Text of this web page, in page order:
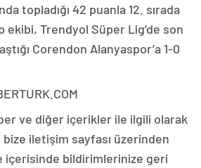
topladığı 42 puanla 12. sırada
ekibi, Trendyol Süper Lig’de son
Corendon Alanyaspor’a 1-0
ve diğer içerikler ile ilgili olarak
iletişim sayfası üzerinden
içerisinde bildirimlerinize geri